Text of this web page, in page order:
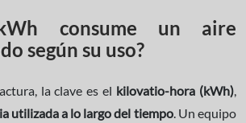
consume un aire
según su uso?
la clave es el kilovatio-hora (kWh),
utilizada a lo largo del tiempo. Un equipo